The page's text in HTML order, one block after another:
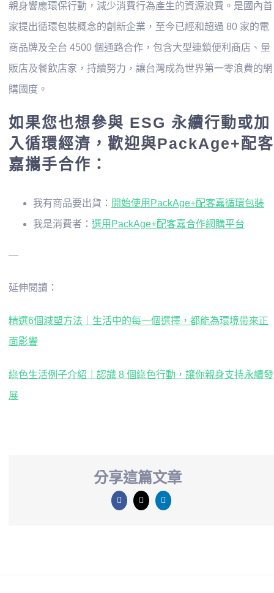
親身響應環保行動，減少消費行為產生的資源浪費。是國內首
家提出循環包裝概念的創新企業，至今已經和超過 80 家的電
商品牌及全台 4500 個通路合作，包含大型連鎖便利商店、量
販店及餐飲店家，持續努力，讓台灣成為世界第一零浪費的網
購國度。
如果您也想參與 ESG 永續行動或加
入循環經濟，歡迎與PackAge+配客
嘉攜手合作：
我有商品要出貨： 開始使用PackAge+配客嘉循環包裝
我是消費者： 選用PackAge+配客嘉合作網購平台
—
延伸閱讀：
精選6個減塑方法｜生活中的每一個選擇，都能為環境帶來正
面影響
綠色生活例子介紹｜認識 8 個綠色行動，讓你親身支持永續發
展
分享這篇文章